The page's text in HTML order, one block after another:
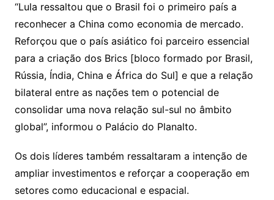
“Lula ressaltou que o Brasil foi o primeiro país a
reconhecer a China como economia de mercado.
Reforçou que o país asiático foi parceiro essencial
para a criação dos Brics [bloco formado por Brasil,
Rússia, Índia, China e África do Sul] e que a relação
bilateral entre as nações tem o potencial de
consolidar uma nova relação sul-sul no âmbito
global”, informou o Palácio do Planalto.
Os dois líderes também ressaltaram a intenção de
ampliar investimentos e reforçar a cooperação em
setores como educacional e espacial.